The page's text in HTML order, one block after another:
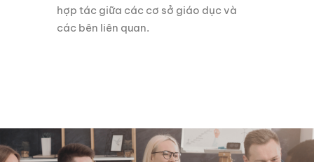
hợp tác giữa các cơ sở giáo dục và
các bên liên quan.